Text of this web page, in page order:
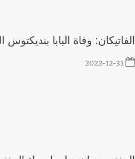
الفاتيكان: وفاة البابا
2022-12-31